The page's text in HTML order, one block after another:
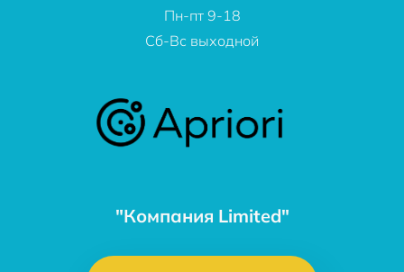
"Компания Limited"
Пн-пт 9-18
Сб-Вс выходной